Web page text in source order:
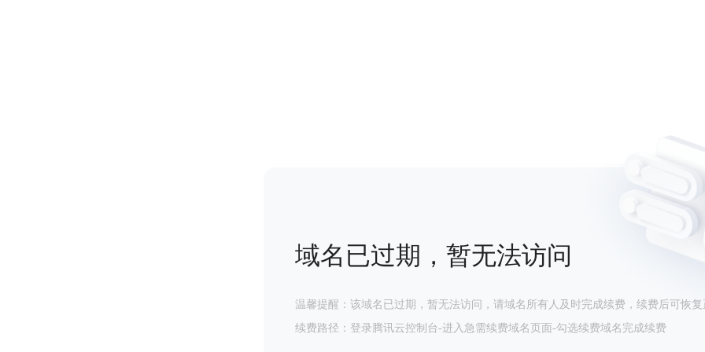
域名已过期，暂无法访问
温馨提醒：该域名已过期，暂无法访问，请域名所有人及时完成续费，续费后可恢复
续费路径：登录腾讯云控制台-进入急需续费域名页面-勾选续费域名完成续费